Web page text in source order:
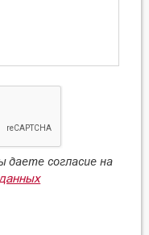
даете согласие на